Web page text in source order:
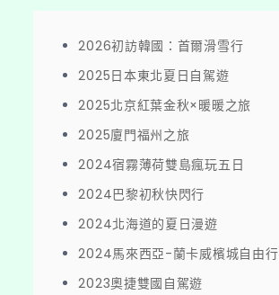
2026初訪韓國：首爾滑雪行
2025日本東北夏日自駕遊
2025北京紅葉金秋×暖暖之旅
2025廈門福州之旅
2024宿霧薄荷雙島瘋玩五日
2024巴黎初秋快閃行
2024北海道的夏日漫遊
2024馬來西亞-蘭卡威檳城自由行
2023奧捷雙國自駕遊